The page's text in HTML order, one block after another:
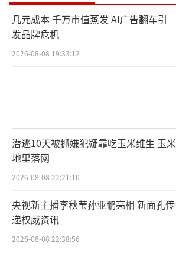
几元成本 千万市值蒸发 AI广告翻车引
发品牌危机
2026-08-08 19:33:12
潜逃10天被抓嫌犯疑靠吃玉米维生 玉米
地里落网
2026-08-08 22:21:10
央视新主播李秋莹孙亚鹏亮相 新面孔传
递权威资讯
2026-08-08 22:38:56